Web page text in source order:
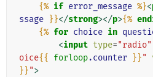
{% if error_message %}<
ssage }}</strong></p>{%
{% for choice in
<input type="radio"
oice{{ forloop.counter }}"
}}">